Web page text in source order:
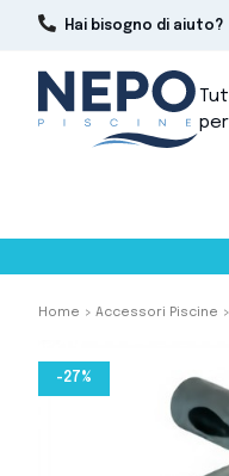
Hai bisogno di aiuto?
Home Accessori Piscine
-27%